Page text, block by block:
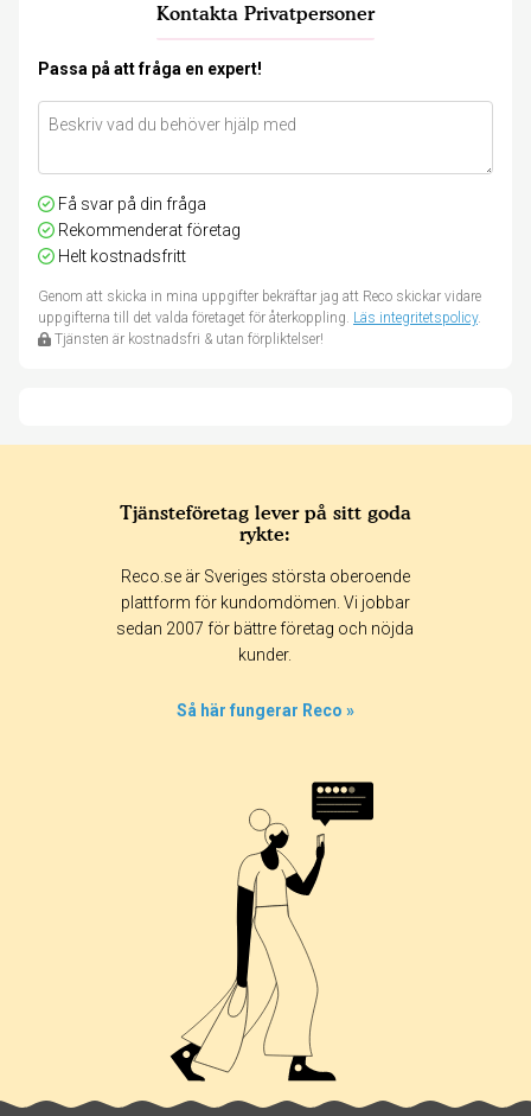
Kontakta Privatpersoner
Passa på att fråga en expert!
Få svar på din fråga
Rekommenderat företag
Helt kostnadsfritt
Genom att skicka in mina uppgifter bekräftar jag att Reco skickar vidare
uppgifterna till det valda företaget för återkoppling. Läs integritetspolicy.
Tjänsten är kostnadsfri & utan förpliktelser!
Tjänsteföretag lever på sitt goda
rykte:
Reco.se är Sveriges största oberoende
plattform för kundomdömen. Vi jobbar
sedan 2007 för bättre företag och nöjda
kunder.
Så här fungerar Reco »